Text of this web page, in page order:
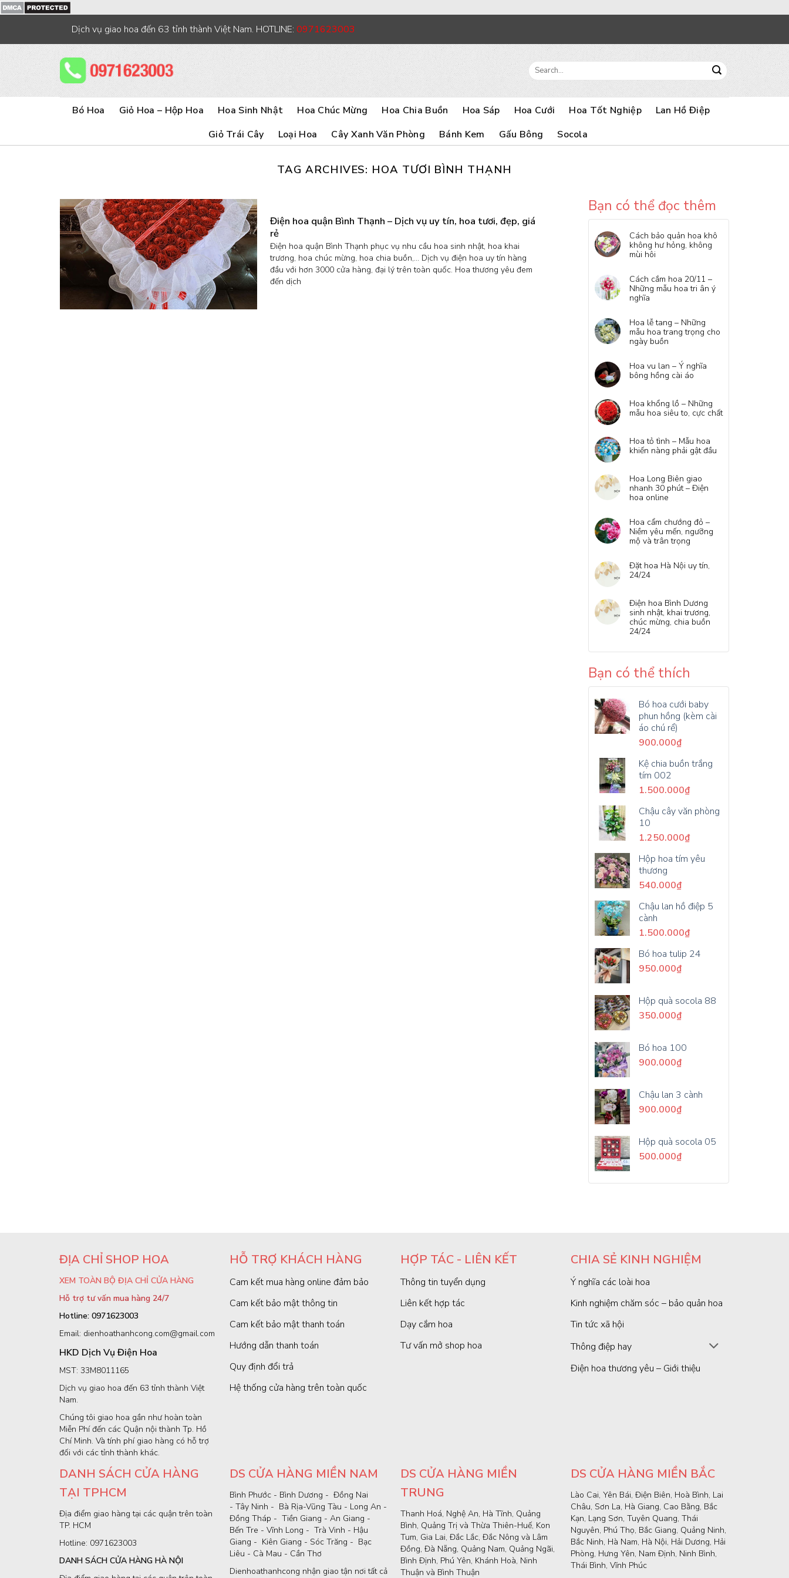
content
Dịch vụ giao hoa đến 63 tỉnh thành Việt Nam. HOTLINE: 0971623003
Search
for:
Bó Hoa Giỏ Hoa – Hộp Hoa Hoa Sinh Nhật Hoa Chúc Mừng Hoa Chia Buồn Hoa Sáp Hoa Cưới Hoa Tốt Nghiệp
Lan Hồ Điệp
Giỏ Trái Cây
Loại Hoa Cây Xanh Văn Phòng Bánh Kem Gấu Bông Socola
TAG ARCHIVES: HOA TƯƠI BÌNH THẠNH
Điện hoa quận Bình Thạnh – Dịch vụ uy tín, hoa tươi, đẹp, giá
rẻ
Điện hoa quận Bình Thạnh phục vụ nhu cầu hoa sinh nhật, hoa khai
trương, hoa chúc mừng, hoa chia buồn,… Dịch vụ điện hoa uy tín hàng
đầu với hơn 3000 cửa hàng, đại lý trên toàn quốc. Hoa thương yêu đem
đến dịch
Bạn có thể đọc thêm
Cách bảo quản hoa khô
không hư hỏng, không
mùi hôi
Cách cắm hoa 20/11 –
Những mẫu hoa tri ân ý
nghĩa
Hoa lễ tang – Những
mẫu hoa trang trọng cho
ngày buồn
Hoa vu lan – Ý nghĩa
bông hồng cài áo
Hoa khổng lồ – Những
mẫu hoa siêu to, cực chất
Hoa tỏ tình – Mẫu hoa
khiến nàng phải gật đầu
Hoa Long Biên giao
nhanh 30 phút – Điện
hoa online
Hoa cẩm chướng đỏ –
Niềm yêu mến, ngưỡng
mộ và trân trọng
Đặt hoa Hà Nội uy tín,
24/24
Điện hoa Bình Dương
sinh nhật, khai trương,
chúc mừng, chia buồn
24/24
Bạn có thể thích
Bó hoa cưới baby
phun hồng (kèm cài
áo chú rể)
900.000₫
Kệ chia buồn trắng
tím 002
1.500.000₫
Chậu cây văn phòng
10
1.250.000₫
Hộp hoa tím yêu
thương
540.000₫
Chậu lan hồ điệp 5
cành
1.500.000₫
Bó hoa tulip 24
950.000₫
Hộp quà socola 88
350.000₫
Bó hoa 100
900.000₫
Chậu lan 3 cành
900.000₫
Hộp quà socola 05
500.000₫
ĐỊA CHỈ SHOP HOA
XEM TOÀN BỘ ĐỊA CHỈ CỬA HÀNG
Hỗ trợ tư vấn mua hàng 24/7
Hotline: 0971623003
Email: dienhoathanhcong.com@gmail.com
HKD Dịch Vụ Điện Hoa
MST: 33M8011165
Dịch vụ giao hoa đến 63 tỉnh thành Việt
Nam.
Chúng tôi giao hoa gần như hoàn toàn
Miễn Phí đến các Quận nội thành Tp. Hồ
Chí Minh. Và tính phí giao hàng có hỗ trợ
đối với các tỉnh thành khác.
HỖ TRỢ KHÁCH HÀNG
Cam kết mua hàng online đảm bảo
Cam kết bảo mật thông tin
Cam kết bảo mật thanh toán
Hướng dẫn thanh toán
Quy định đổi trả
Hệ thống cửa hàng trên toàn quốc
HỢP TÁC - LIÊN KẾT
Thông tin tuyển dụng
Liên kết hợp tác
Dạy cắm hoa
Tư vấn mở shop hoa
CHIA SẺ KINH NGHIỆM
Ý nghĩa các loài hoa
Kinh nghiệm chăm sóc – bảo quản hoa
Tin tức xã hội
Thông điệp hay
Điện hoa thương yêu – Giới thiệu
DANH SÁCH CỬA HÀNG
TẠI TPHCM
Địa điểm giao hàng tại các quận trên toàn
TP. HCM
Hotline: 0971623003
DANH SÁCH CỬA HÀNG HÀ NỘI
DS CỬA HÀNG MIỀN NAM
Bình Phước - Bình Dương - Đồng Nai
- Tây Ninh - Bà Rịa-Vũng Tàu - Long An -
Đồng Tháp - Tiền Giang - An Giang -
Bến Tre - Vĩnh Long - Trà Vinh - Hậu
Giang - Kiên Giang - Sóc Trăng - Bạc
Liêu - Cà Mau - Cần Thơ
Dienhoathanhcong nhận giao tận nơi tất cả
DS CỬA HÀNG MIỀN
TRUNG
Thanh Hoá, Nghệ An, Hà Tĩnh, Quảng
Bình, Quảng Trị và Thừa Thiên-Huế, Kon
Tum, Gia Lai, Đắc Lắc, Đắc Nông và Lâm
Đồng, Đà Nẵng, Quảng Nam, Quảng Ngãi,
Bình Định, Phú Yên, Khánh Hoà, Ninh
Thuận và Bình Thuận
DS CỬA HÀNG MIỀN BẮC
Lào Cai, Yên Bái, Điện Biên, Hoà Bình, Lai
Châu, Sơn La, Hà Giang, Cao Bằng, Bắc
Kạn, Lạng Sơn, Tuyên Quang, Thái
Nguyên, Phú Thọ, Bắc Giang, Quảng Ninh,
Bắc Ninh, Hà Nam, Hà Nội, Hải Dương, Hải
Phòng, Hưng Yên, Nam Định, Ninh Bình,
Thái Bình, Vĩnh Phúc